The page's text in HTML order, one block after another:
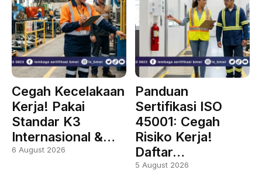
Cegah Kecelakaan
Kerja! Pakai
Standar K3
Internasional &…
6 August 2026
Panduan
Sertifikasi ISO
45001: Cegah
Risiko Kerja!
Daftar…
5 August 2026